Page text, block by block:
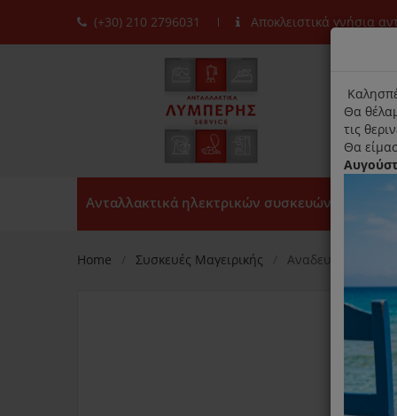
(+30) 210 2796031 Αποκλειστικά γνήσια
Ανταλλακτικά ηλεκτρικών συσκευών
Home Συσκευές Μαγειρικής Αναδευτήρας
title
Θα
τις
Θα